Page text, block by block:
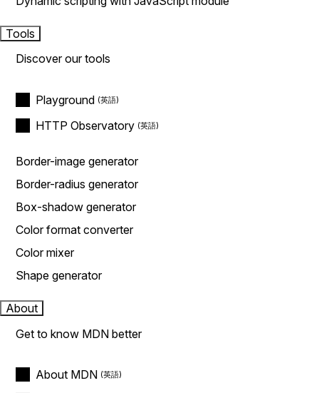
Tools
Discover our tools
Playground
HTTP Observatory
Border-image generator
Border-radius generator
Box-shadow generator
Color format converter
Color mixer
Shape generator
About
Get to know MDN better
About MDN